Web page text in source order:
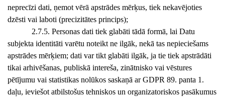
neprecīzi dati, ņemot vērā apstrādes mērķus, tiek nekavējoties
dzēsti vai laboti (precizitātes princips);
2.7.5. Personas dati tiek glabāti tādā formā, lai Datu
subjekta identitāti varētu noteikt ne ilgāk, nekā tas nepieciešams
apstrādes mērķiem; dati var tikt glabāti ilgāk, ja tie tiek apstrādāti
tikai arhivēšanas, publiskā intereša, zinātnisko vai vēstures
pētījumu vai statistikas nolūkos saskaņā ar GDPR 89. panta 1.
daļu, ieviešot atbilstošus tehniskos un organizatoriskos pasākumus